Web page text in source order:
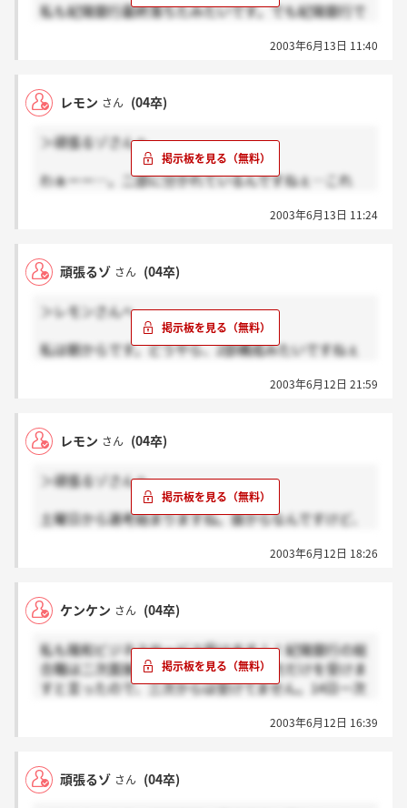
私も紀陽銀行最終落ちたみたいです。でも紀陽銀行で
も受けます。一緒に紀陽銀行で働けたらいいですね♪
りましょう☆受かったらいいのにな～
2003年6月13日 11:40
レモン さん (04卒)
＞頑張るゾさんへ
わぁーー…。二部に分かれているんですねぇ…これ
とりあえず、明日頑張りましょうね☆筆記難しいのか
2003年6月13日 11:24
頑張るゾ さん (04卒)
＞レモンさんへ
私は朝からです。どうやら、2部構成みたいですねぇ
2003年6月12日 21:59
レモン さん (04卒)
＞頑張るゾさんへ
土曜日から選考始まりますね。昼からなんですけど、
んですかねぇ。結構、志望している人いるのかな…
2003年6月12日 18:26
ケンケン さん (04卒)
私も陽和ビジネスサービス受けます！！紀陽銀行の総
合職は二次面接の時に陽和ビジネスの方だけを受けま
すと言ったので、三次からは受けてません。14日一次
2003年6月12日 16:39
頑張るゾ さん (04卒)